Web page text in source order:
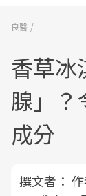
良醫
香草冰
腺」？
成分
撰文者：